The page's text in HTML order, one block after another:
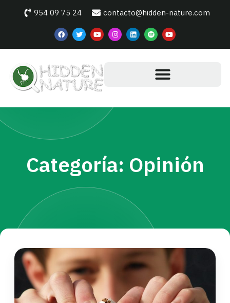
954 09 75 24 contacto@hidden-nature.com
Categoría: Opinión